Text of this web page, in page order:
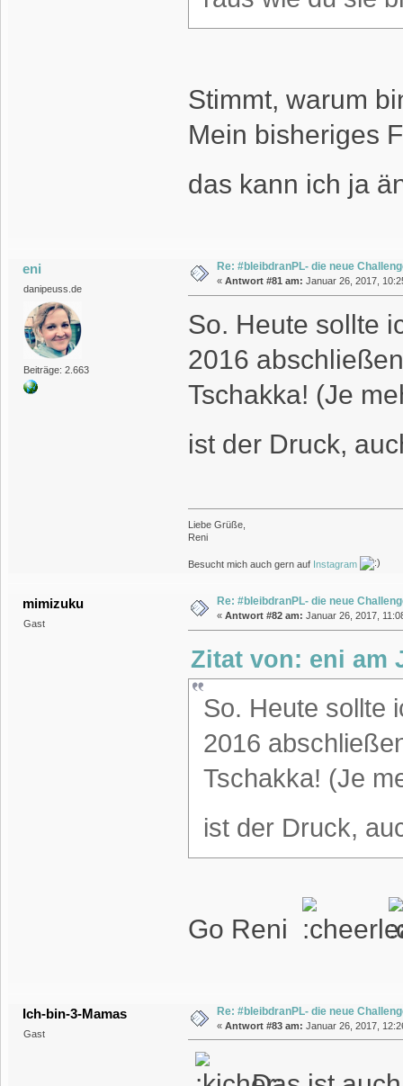
Stimmt, warum
Mein bisheriges
das kann ich ja
eni
danipeuss.de
Beiträge: 2.663
Re: #bleibdranPL- die neue
« Antwort #81 am: Januar 26, 2017,
So. Heute sollte
2016
Tschakka! (Je
ist der Druck,
Liebe Grüße,
Reni
Besucht mich auch gern auf Instagram
mimizuku
Gast
Re: #bleibdranPL- die neue
« Antwort #82 am: Januar 26, 2017,
Zitat von: eni am
So. Heute sollte
2016
Tschakka! (Je
ist der Druck,
Go Reni
Ich-bin-3-Mamas
Gast
Re: #bleibdranPL- die neue
« Antwort #83 am: Januar 26, 2017,